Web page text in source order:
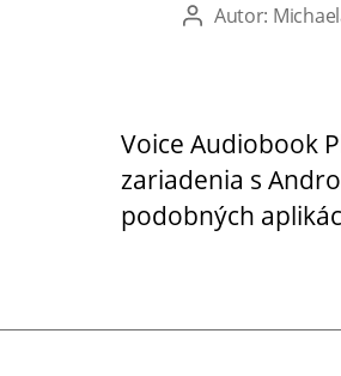
AutorAutor:
Voice Audiobook
zariadenia s
podobných